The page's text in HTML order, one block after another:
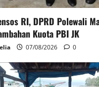
RI, DPRD Polewali
Kuota PBI JK
07/08/2026 0